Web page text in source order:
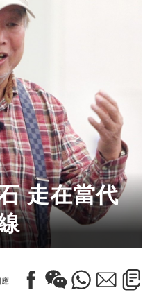
走在當代
應